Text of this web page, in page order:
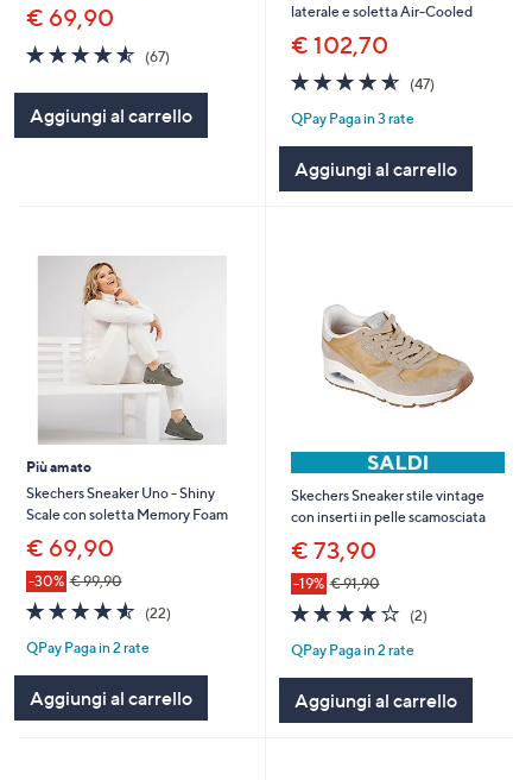
€ 69,90
4.5
of
5
Stars
(67)
Aggiungi al carrello
laterale e soletta Air-Cooled
€ 102,70
4.5
of
5
(47)
QPay Paga in 3 rate
Aggiungi al carrello
Più amato
Skechers Sneaker Uno - Shiny
Scale con soletta Memory Foam
€ 69,90
-30% € 99,90
4.5
of
5
(22)
QPay Paga in 2 rate
Aggiungi al carrello
Skechers Sneaker stile vintage
con inserti in pelle scamosciata
€ 73,90
-19% € 91,90
4.0
of
5
(2)
QPay Paga in 2 rate
Aggiungi al carrello